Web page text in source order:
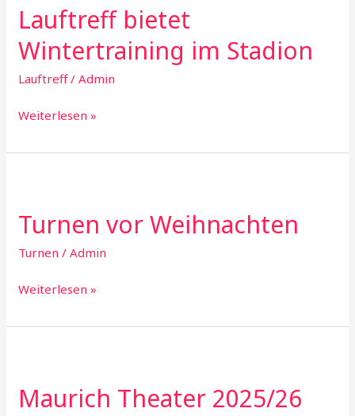
Lauftreff bietet
Wintertraining im Stadion
Lauftreff/Admin
Lauftreff
Wintertraining
Weiterlesen »
Turnen vor Weihnachten
Turnen /Admin
Turnen
Weihnachten
Weiterlesen »
Maurich Theater 2025/26